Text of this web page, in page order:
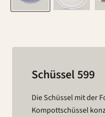
Schüssel 599
Die Schüssel mit der
Kompottschüssel
etwas größeren im
und die robuste